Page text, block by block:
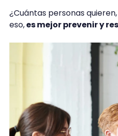
¿Cuántas personas
eso,es mejor prevenir y